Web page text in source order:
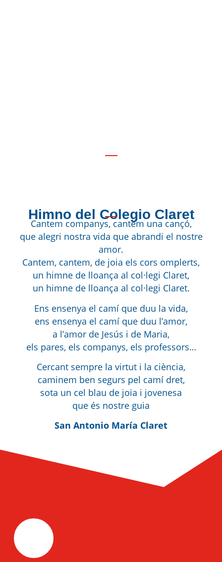
Himno del Colegio Claret
Cantem companys, cantem una cançó,
que alegri nostra vida que abrandi el nostre
amor.
Cantem, cantem, de joia els cors omplerts,
un himne de lloança al col·legi Claret,
un himne de lloança al col·legi Claret.
Ens ensenya el camí que duu la vida,
ens ensenya el camí que duu l’amor,
a l’amor de Jesús i de Maria,
els pares, els companys, els professors…
Cercant sempre la virtut i la ciència,
caminem ben segurs pel camí dret,
sota un cel blau de joia i jovenesa
que és nostre guia
San Antonio María Claret